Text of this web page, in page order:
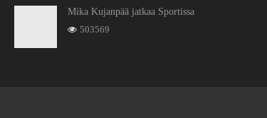
Mika Kujanpää jatkaa Sportissa
503569